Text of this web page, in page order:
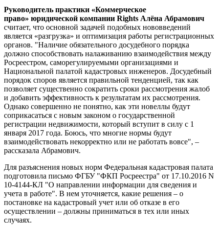
Руководитель практики «Коммерческое
право» юридической компании Rights Алёна Абрамович
считает, что основной задачей подобных нововведений
является «разгрузка» и оптимизация работы регистрационных
органов. "Наличие обязательного досудебного порядка
должно способствовать налаживанию взаимодействия между
Росреестром, саморегулируемыми организациями и
Национальной палатой кадастровых инженеров. Досудебный
порядок споров является правильной тенденцией, так как
позволяет существенно сократить сроки рассмотрения жалоб
и добавить эффективность к результатам их рассмотрения.
Однако совершенно не понятно, как эти новеллы будут
соприкасаться с новым законом о государственной
регистрации недвижимости, который вступит в силу с 1
января 2017 года. Боюсь, что многие нормы будут
взаимодействовать некорректно или не работать вовсе", –
рассказала Абрамович.
Для разъяснения новых норм Федеральная кадастровая палата
подготовила письмо ФГБУ "ФКП Росреестра" от 17.10.2016 N
10-4144-КЛ "О направлении информации для сведения и
учета в работе". В нем уточняется, какие решения – о
постановке на кадастровый учет или об отказе в его
осуществлении – должны приниматься в тех или иных
случаях.